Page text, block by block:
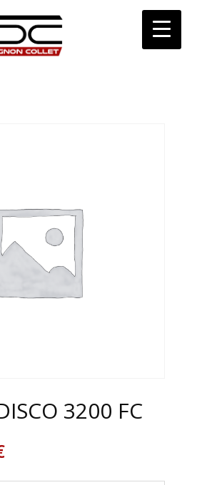
3200 FC